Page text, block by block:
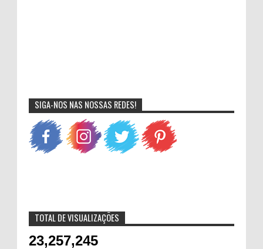
SIGA-NOS NAS NOSSAS REDES!
TOTAL DE VISUALIZAÇÕES
23,257,245